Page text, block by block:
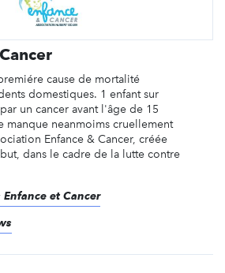
cause de mortalité
domestiques. 1 enfant sur
un cancer avant l'âge de 15
manque neanmoims cruellement
Enfance & Cancer, créée
dans le cadre de la lutte contre
et Cancer